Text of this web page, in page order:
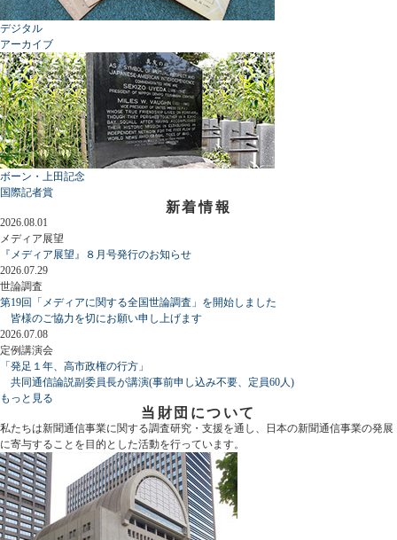
デジタル
アーカイブ
ボーン・上田記念
国際記者賞
新着情報
2026.08.01
メディア展望
『メディア展望』８月号発行のお知らせ
2026.07.29
世論調査
第19回「メディアに関する全国世論調査」を開始しました
皆様のご協力を切にお願い申し上げます
2026.07.08
定例講演会
「発足１年、高市政権の行方」
共同通信論説副委員長が講演(事前申し込み不要、定員60人)
もっと見る
当財団について
私たちは新聞通信事業に関する調査研究・支援を通し、日本の新聞通信事業の発展
に寄与することを目的とした活動を行っています。